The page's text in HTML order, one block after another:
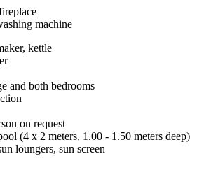
machine
kettle
and both bedrooms
on request
(4 x 2 meters, 1.00 - 1.50 meters deep)
loungers, sun screen